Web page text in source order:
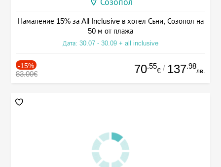
Намаление 15% за All Inclusive в хотел Съни, Созопол на
50 м от плажа
Дата: 30.07 - 30.09 + all inclusive
-15%
83.00€ 70.55
€ / 137.98
лв.